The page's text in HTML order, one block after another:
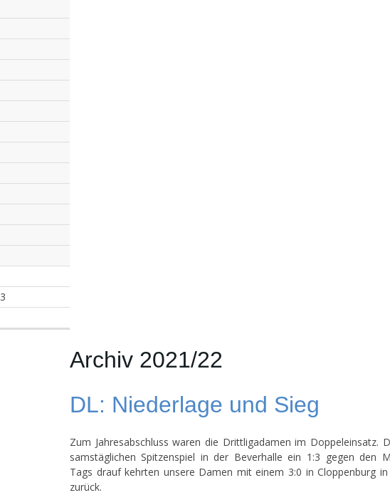
Archiv 2021/22
DL: Niederlage und Sieg
Zum Jahresabschluss waren die Drittligadamen im Doppeleinsatz.
samstäglichen Spitzenspiel in der Beverhalle ein 1:3 gegen den
Tags drauf kehrten unsere Damen mit einem 3:0 in Cloppenburg
zurück.